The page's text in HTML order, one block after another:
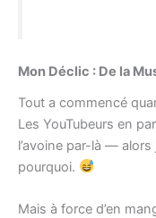
Mon Déclic : De la
Tout a commencé
Les YouTubeurs en
l’avoine par-là —
pourquoi.
Mais à force d’en